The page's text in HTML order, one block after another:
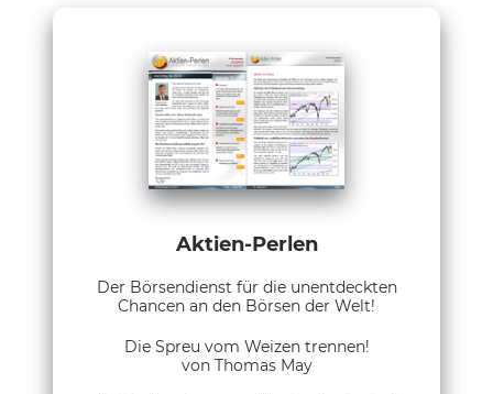
Aktien-Perlen
Der Börsendienst für die unentdeckten
Chancen an den Börsen der Welt!
Die Spreu vom Weizen trennen!
von Thomas May